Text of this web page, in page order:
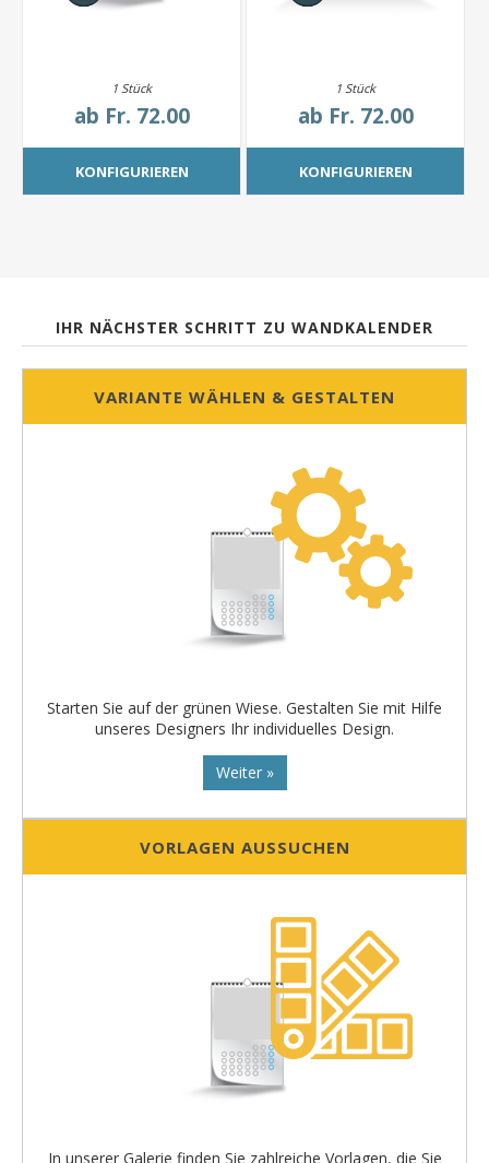
1 Stück
ab Fr. 72.00
KONFIGURIEREN
1 Stück
ab Fr. 72.00
KONFIGURIEREN
IHR NÄCHSTER SCHRITT ZU WANDKALENDER
VARIANTE WÄHLEN & GESTALTEN
Starten Sie auf der grünen Wiese. Gestalten Sie mit Hilfe
unseres Designers Ihr individuelles Design.
Weiter »
VORLAGEN AUSSUCHEN
In unserer Galerie finden Sie zahlreiche Vorlagen, die Sie